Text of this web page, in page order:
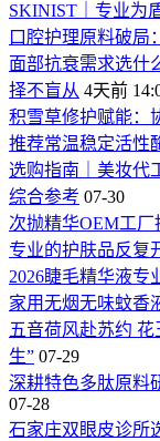
SKINIST｜专业为
口腔护理原料破局
面部抗衰需求选什
择不盲从 4天前
积雪草修护赋能：
推荐常温稳定活性
选购指南｜美妆代
综合参考 07-30
次抛精华OEM工
专业的护肤品反复
2026睫毛精华液专
家用无烟无味蚊香
五音荷风赴苏约
生” 07-29
深耕特色多肽原料
07-28
石家庄双眼皮诊所